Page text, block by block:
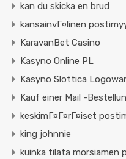
kan du skicka en brud
kansainvГ¤linen
KaravanBet Casino
Kasyno Online PL
Kasyno Slottica
Kauf einer Mail -
keskimГ¤Г¤rГ¤iset
king johnnie
kuinka tilata morsiamen